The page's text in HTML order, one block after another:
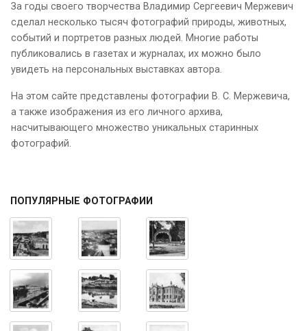
За годы своего творчества Владимир Сергеевич Мержевич
сделал несколько тысяч фотографий природы, животных,
событий и портретов разных людей. Многие работы
публиковались в газетах и журналах, их можно было
увидеть на персональных выставках автора.
На этом сайте представлены фотографии В. С. Мержевича,
а также изображения из его личного архива,
насчитывающего множество уникальных старинных
фотографий.
ПОПУЛЯРНЫЕ ФОТОГРАФИИ